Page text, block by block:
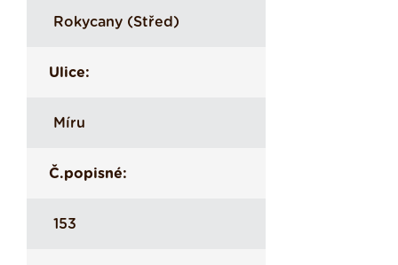
Rokycany (Střed)
Ulice:
Míru
Č.popisné:
153